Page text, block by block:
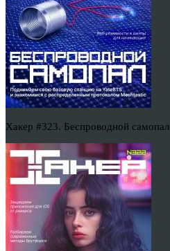
Хакер #323. Беспроводной самопал